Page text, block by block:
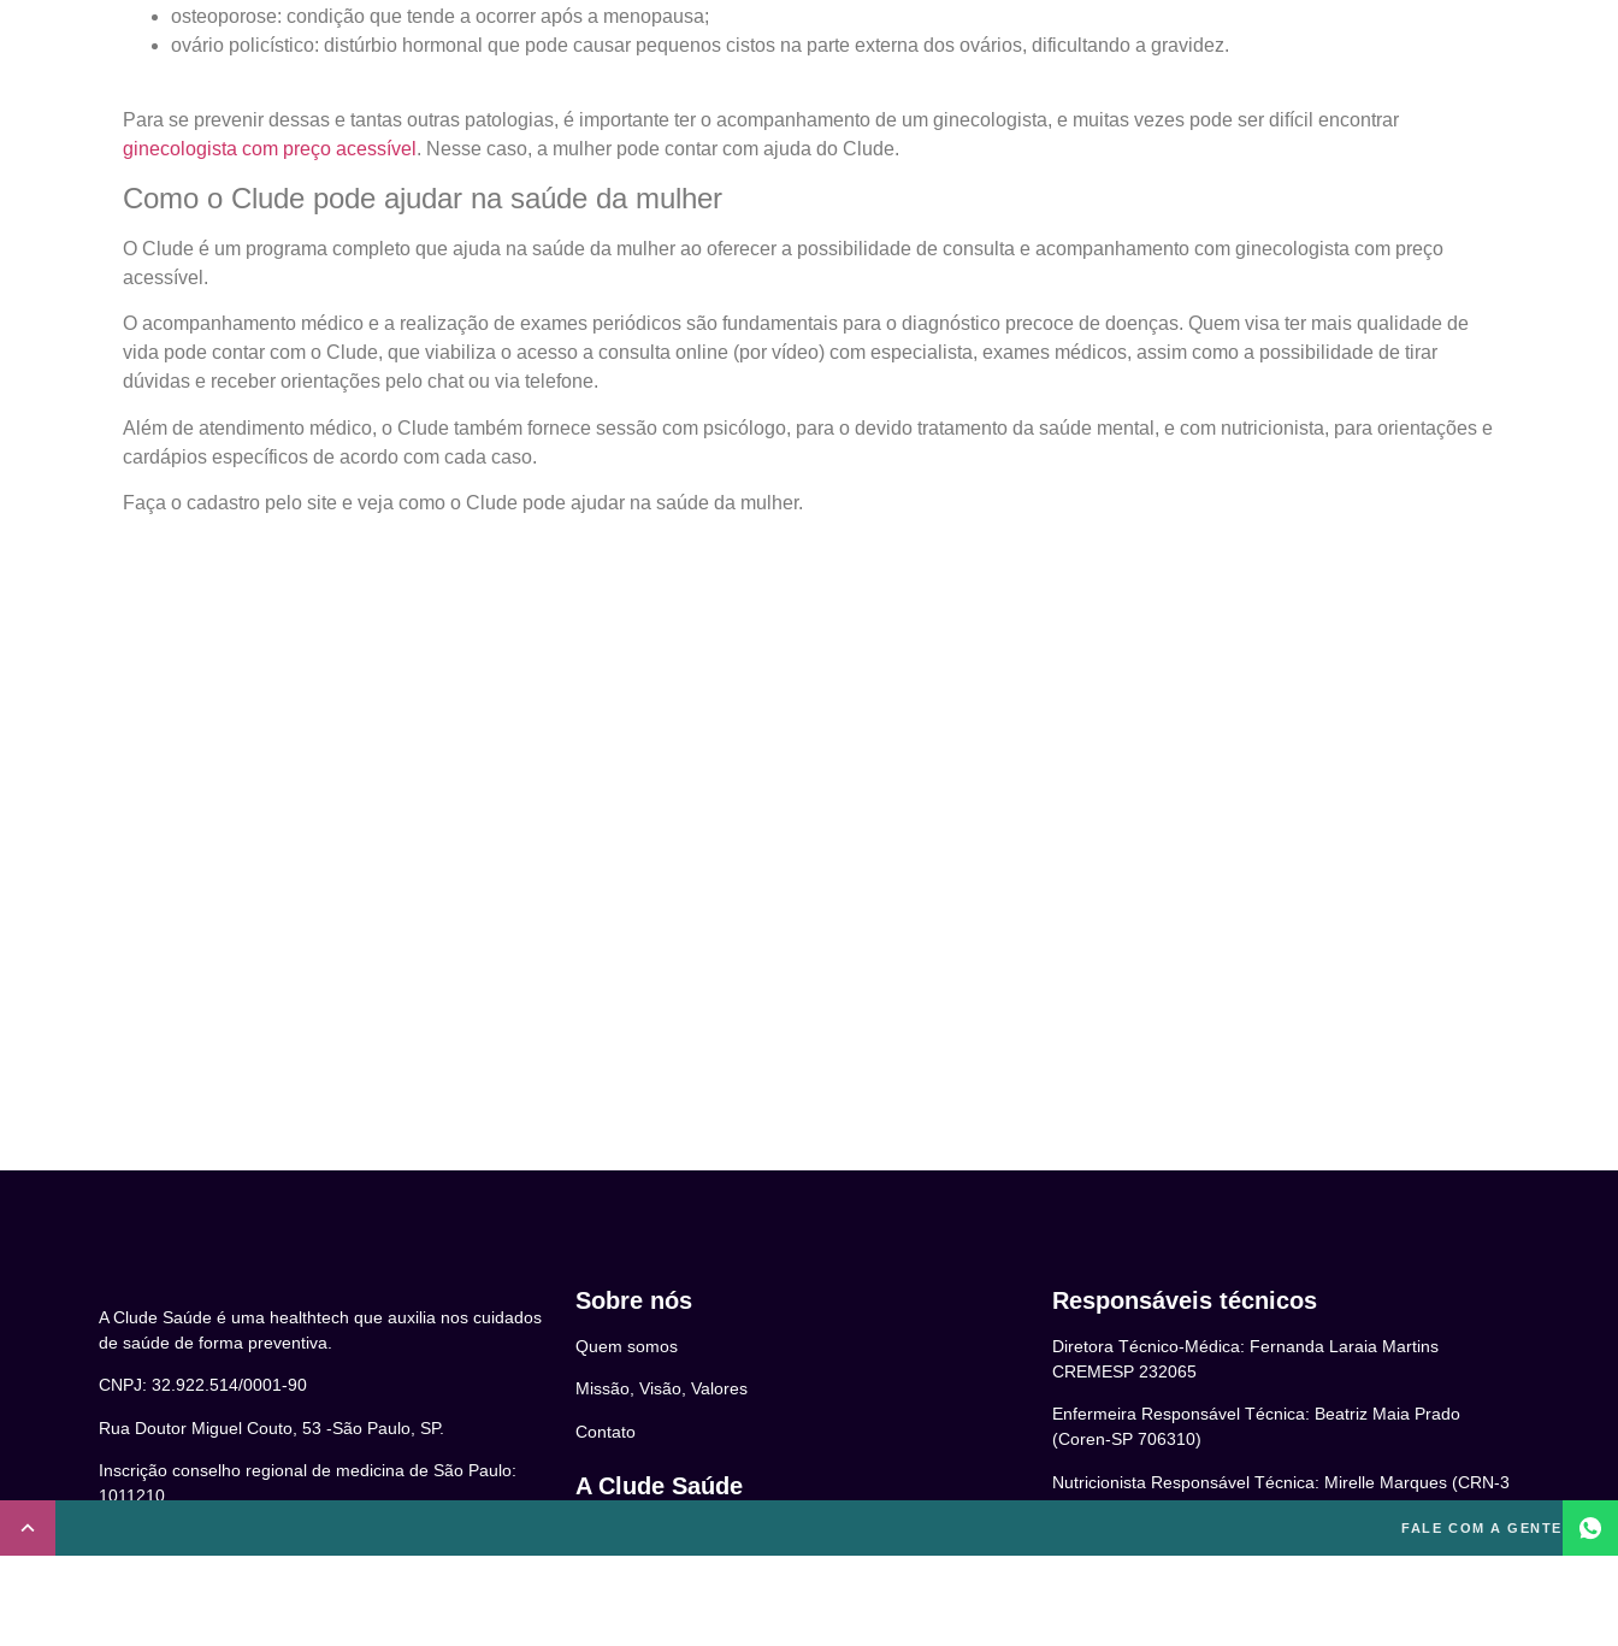
osteoporose: condição que tende a ocorrer após a menopausa;
ovário policístico: distúrbio hormonal que pode causar pequenos cistos na parte externa dos ovários, dificultando a gravidez.
Para se prevenir dessas e tantas outras patologias, é importante ter o acompanhamento de um ginecologista, e muitas vezes pode ser difícil encontrar
ginecologista com preço acessível . Nesse caso, a mulher pode contar com ajuda do Clude.
Como o Clude pode ajudar na saúde da mulher
O Clude é um programa completo que ajuda na saúde da mulher ao oferecer a possibilidade de consulta e acompanhamento com ginecologista com preço
acessível.
O acompanhamento médico e a realização de exames periódicos são fundamentais para o diagnóstico precoce de doenças. Quem visa ter mais qualidade de
vida pode contar com o Clude, que viabiliza o acesso a consulta online (por vídeo) com especialista, exames médicos, assim como a possibilidade de tirar
dúvidas e receber orientações pelo chat ou via telefone.
Além de atendimento médico, o Clude também fornece sessão com psicólogo, para o devido tratamento da saúde mental, e com nutricionista, para orientações e
cardápios específicos de acordo com cada caso.
Faça o cadastro pelo site e veja como o Clude pode ajudar na saúde da mulher.
FALE COM A GENTE
A Clude Saúde é uma healthtech que auxilia nos cuidados
de saúde de forma preventiva.
CNPJ: 32.922.514/0001-90
Rua Doutor Miguel Couto, 53 -São Paulo, SP.
Inscrição conselho regional de medicina de São Paulo:
1011210
Sobre nós
Quem somos
Missão, Visão, Valores
Contato
A Clude Saúde
Responsáveis técnicos
Diretora Técnico-Médica: Fernanda Laraia Martins
CREMESP 232065
Enfermeira Responsável Técnica: Beatriz Maia Prado
(Coren-SP 706310)
Nutricionista Responsável Técnica: Mirelle Marques (CRN-3